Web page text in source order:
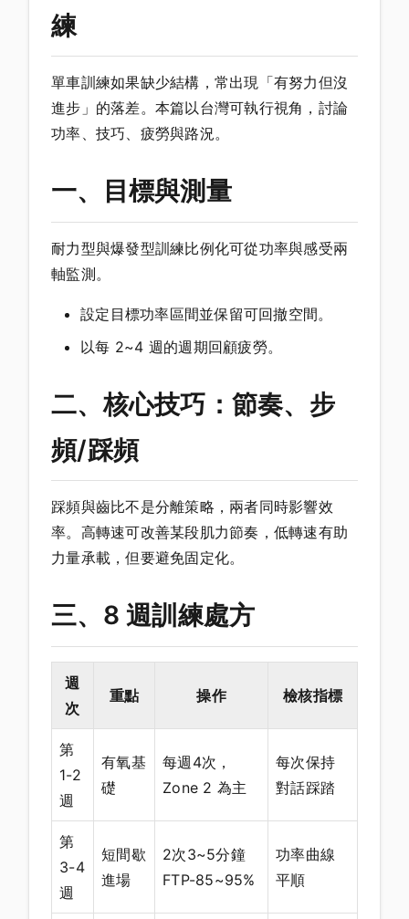
練
單車訓練如果缺少結構，常出現「有努力但沒
進步」的落差。本篇以台灣可執行視角，討論
功率、技巧、疲勞與路況。
一、目標與測量
耐力型與爆發型訓練比例化可從功率與感受兩
軸監測。
設定目標功率區間並保留可回撤空間。
以每 2~4 週的週期回顧疲勞。
二、核心技巧：節奏、步
頻/踩頻
踩頻與齒比不是分離策略，兩者同時影響效
率。高轉速可改善某段肌力節奏，低轉速有助
力量承載，但要避免固定化。
三、8 週訓練處方
週
次
重點 操作 檢核指標
第
1-2
週
有氧基
礎
每週4次，
Zone 2 為主
每次保持
對話踩踏
第
3-4
週
短間歇
進場
2次3~5分鐘
FTP-85~95%
功率曲線
平順